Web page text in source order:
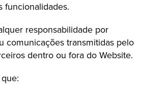
funcionalidades.
responsabilidade por
comunicações transmitidas pelo
dentro ou fora do Website.